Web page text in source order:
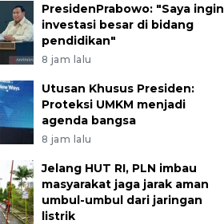
PresidenPrabowo: "Saya ingin
investasi besar di bidang
pendidikan"
8 jam lalu
Utusan Khusus Presiden:
Proteksi UMKM menjadi
agenda bangsa
8 jam lalu
Jelang HUT RI, PLN imbau
masyarakat jaga jarak aman
umbul-umbul dari jaringan
listrik